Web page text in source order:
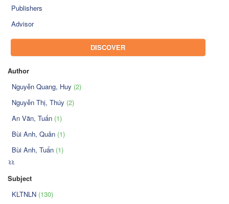
Publishers
Advisor
DISCOVER
Author
Nguyễn Quang, Huy (2)
Nguyễn Thị, Thúy (2)
An Văn, Tuấn (1)
Bùi Anh, Quân (1)
Bùi Anh, Tuấn (1)
>>
Subject
KLTNLN (130)